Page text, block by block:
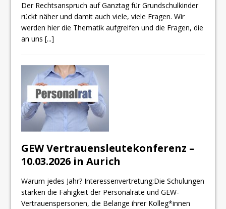
Der Rechtsanspruch auf Ganztag für Grundschulkinder
rückt näher und damit auch viele, viele Fragen. Wir
werden hier die Thematik aufgreifen und die Fragen, die
an uns[...]
GEW Vertrauensleutekonferenz –
10.03.2026 in Aurich
Warum jedes Jahr? Interessenvertretung:Die Schulungen
stärken die Fähigkeit der Personalräte und GEW-
Vertrauenspersonen, die Belange ihrer Kolleg*innen